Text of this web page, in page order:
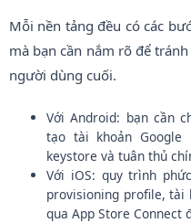
Mỗi nền tảng đều có các
mà bạn cần nắm rõ để
người dùng cuối.
Với Android: bạn cần
tạo tài khoản Google
keystore và tuân thủ
Với iOS: quy trình
provisioning profile, tài
qua App Store Connect